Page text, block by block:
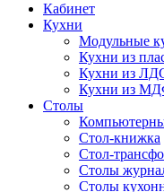
Кабинет
Кухни
Модульные
Кухни из
Кухни из
Кухни из
Столы
Стол-книжка
Стол-
Столы
Столы